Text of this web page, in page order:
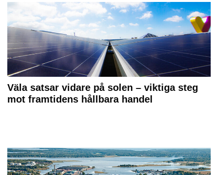
Väla satsar vidare på solen – viktiga steg
mot framtidens hållbara handel